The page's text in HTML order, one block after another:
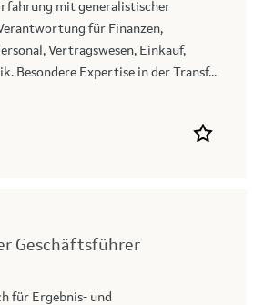
mit generalistischer
für Finanzen,
Vertragswesen, Einkauf,
Besondere Expertise in der Transf...
Geschäftsführer
für Ergebnis- und